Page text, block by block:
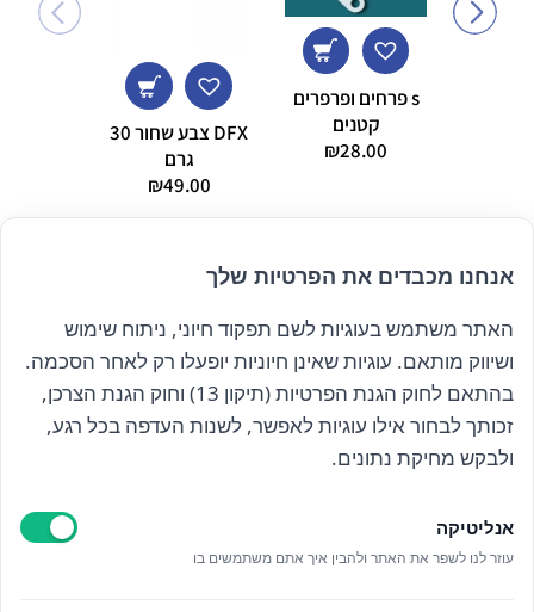
s פרחים ופרפרים
קטנים
₪28.00
DFX צבע שחור 30
גרם
₪49.00
הרשם לניוזלטר שלנו
קראתי ואני מאשר/ת את
אנחנו מכבדים את הפרטיות שלך
האתר משתמש בעוגיות לשם תפקוד חיוני, ניתוח שימוש
ושיווק מותאם. עוגיות שאינן חיוניות יופעלו רק לאחר הסכמה.
בהתאם לחוק הגנת הפרטיות (תיקון 13) וחוק הגנת הצרכן,
זכותך לבחור אילו עוגיות לאפשר, לשנות העדפה בכל רגע,
ולבקש מחיקת נתונים.
אנליטיקה
עוזר לנו לשפר את האתר ולהבין איך אתם משתמשים בו